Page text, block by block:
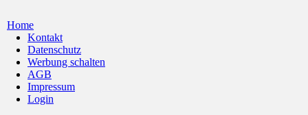
Home
Kontakt
Datenschutz
Werbung schalten
AGB
Impressum
Login